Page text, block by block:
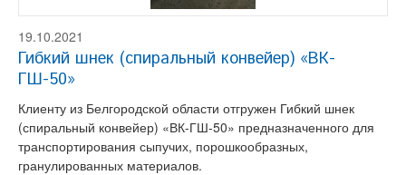
19.10.2021
Гибкий шнек (спиральный конвейер) «ВК-
ГШ-50»
Клиенту из Белгородской области отгружен Гибкий шнек
(спиральный конвейер) «ВК-ГШ-50» предназначенного для
транспортирования сыпучих, порошкообразных,
гранулированных материалов.